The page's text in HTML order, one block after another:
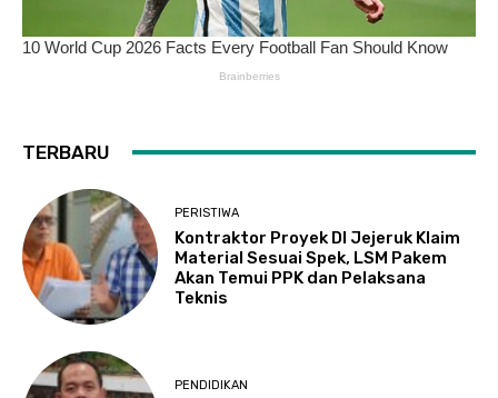
TERBARU
PERISTIWA
Kontraktor Proyek DI Jejeruk Klaim
Material Sesuai Spek, LSM Pakem
Akan Temui PPK dan Pelaksana
Teknis
PENDIDIKAN